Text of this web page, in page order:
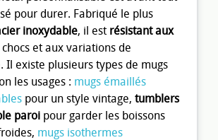
pour durer. Fabriqué le plus
inoxydable, il est résistant aux
et aux variations de
Il existe plusieurs types de mugs
les usages : mugs émaillés
pour un style vintage, tumblers
paroi pour garder les boissons
mugs isothermes